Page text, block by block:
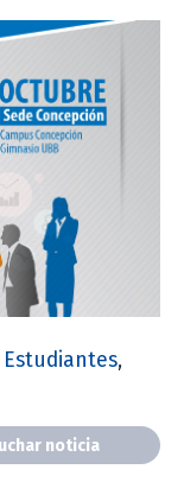
Estudiantes,
noticia